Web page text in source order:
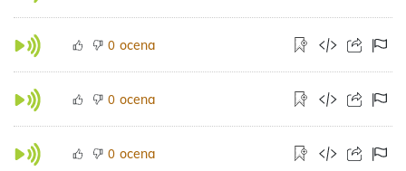
0 ocena
0 ocena
0 ocena